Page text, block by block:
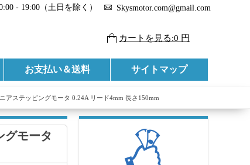
- 19:00（土日を除く） Skysmotor.com@gmail.com
カートを見る:0 円
お支払い＆送料 サイトマップ
アステッピングモータ 0.24A リード4mm 長さ150mm
グモータ